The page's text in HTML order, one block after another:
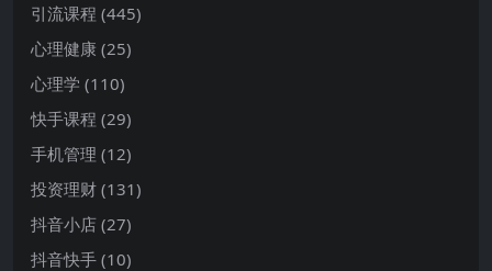
引流课程 (445)
心理健康 (25)
心理学 (110)
快手课程 (29)
手机管理 (12)
投资理财 (131)
抖音小店 (27)
抖音快手 (10)